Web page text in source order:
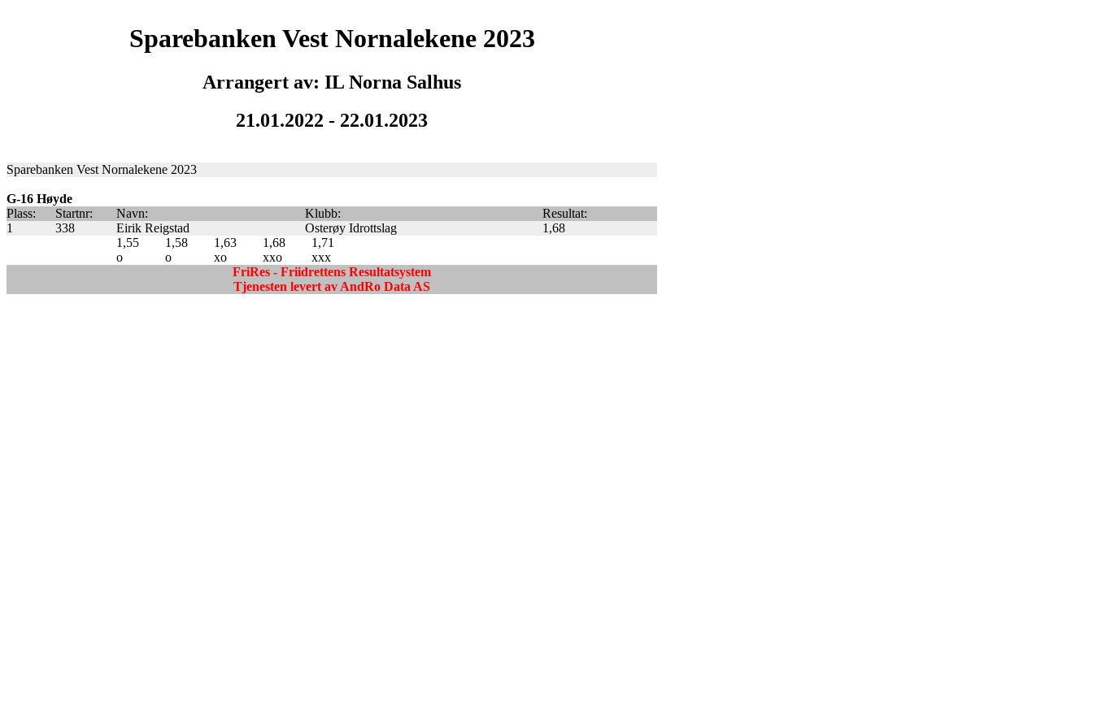
Sparebanken Vest Nornalekene 2023
Arrangert av: IL Norna Salhus
21.01.2022 - 22.01.2023
Sparebanken Vest Nornalekene 2023
G-16 Høyde
Plass:
Startnr: Navn: Klubb:
Resultat:
1
338 Eirik Reigstad Osterøy Idrottslag
1,68
1,55
o
1,58
o
1,63
xo
1,68
xxo
1,71
xxx
FriRes - Friidrettens Resultatsystem
Tjenesten levert av AndRo Data AS